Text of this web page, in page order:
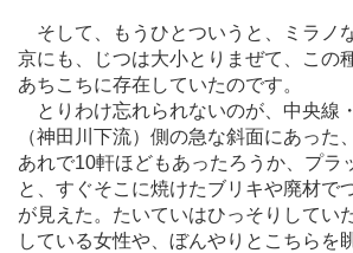
そして、もうひとついうと、ミラノ
京にも、じつは大小とりまぜて、この
あちこちに存在していたのです。
とりわけ忘れられないのが、中央線
（神田川下流）側の急な斜面にあった
あれで10軒ほどもあったろうか、プラ
と、すぐそこに焼けたブリキや廃材で
が見えた。たいていはひっそりしてい
している女性や、ぼんやりとこちらを